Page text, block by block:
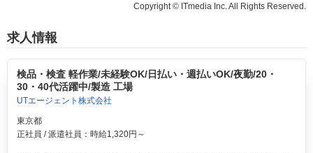
Copyright © ITmedia Inc. All Rights Reserved.
求人情報
検品・検査 軽作業/未経験OK/日払い・週払いOK/夜勤/20・
30・40代活躍中/製造 工場
UTエージェント株式会社
東京都
正社員 / 派遣社員：時給1,320円～